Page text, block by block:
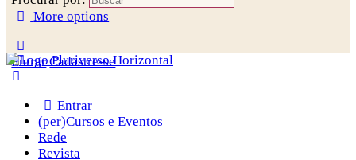
More options
Entrar Cadastre-se
Entrar
(per)Cursos e Eventos
Rede
Revista